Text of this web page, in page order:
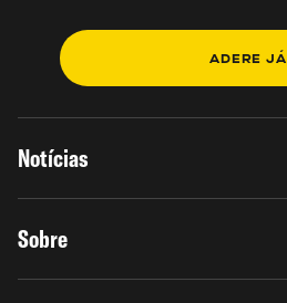
ADERE JÁ
Notícias
Sobre